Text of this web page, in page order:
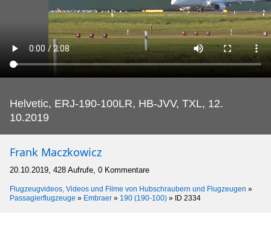
Helvetic, ERJ-190-100LR, HB-JVV, TXL, 12.
10.2019
Frank Maczkowicz
20.10.2019, 428 Aufrufe, 0 Kommentare
Flugzeugvideos, Videos und Filme von Hubschraubern und Flugzeugen »
Passagierflugzeuge » Embraer » 190 (190-100) » ID 2334